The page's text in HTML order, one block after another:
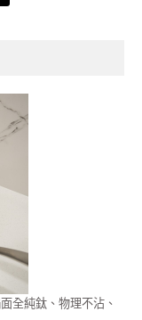
全純鈦、物理不沾、